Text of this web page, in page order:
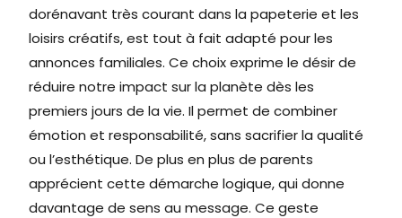
dorénavant très courant dans la papeterie et les
loisirs créatifs, est tout à fait adapté pour les
annonces familiales. Ce choix exprime le désir de
réduire notre impact sur la planète dès les
premiers jours de la vie. Il permet de combiner
émotion et responsabilité, sans sacrifier la qualité
ou l’esthétique. De plus en plus de parents
apprécient cette démarche logique, qui donne
davantage de sens au message. Ce geste